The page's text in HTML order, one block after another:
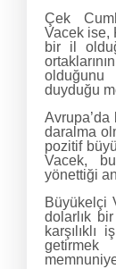
Çek
Vacek ise,
bir il
duyduğu
daralma
pozitif
Vacek,
yönettiği
Büyükelçi
dolarlık
karşılıklı